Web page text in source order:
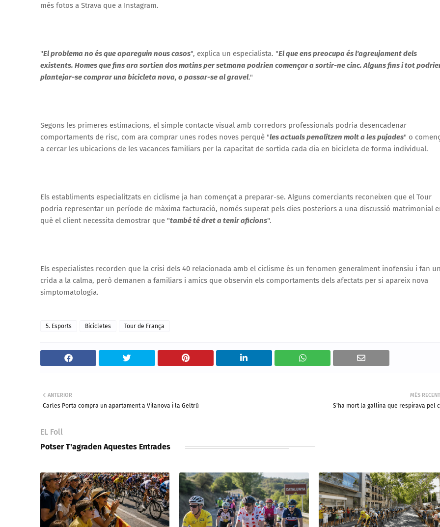
més fotos a Strava que a Instagram.
"El problema no és que apareguin nous casos", explica un especialista. "El que ens preocupa és l'agreujament dels
existents. Homes que fins ara sortien dos matins per setmana podrien començar a sortir-ne cinc. Alguns fins i tot
plantejar-se comprar una bicicleta nova, o passar-se al gravel."
Segons les primeres estimacions, el simple contacte visual amb corredors professionals podria desencadenar
comportaments de risc, com ara comprar unes rodes noves perquè "les actuals penalitzen molt a les pujades" o
a cercar les ubicacions de les vacances familiars per la capacitat de sortida cada dia en bicicleta de forma individual.
Els establiments especialitzats en ciclisme ja han començat a preparar-se. Alguns comerciants reconeixen que el Tour
podria representar un període de màxima facturació, només superat pels dies posteriors a una discussió matrimonial
què el client necessita demostrar que "també té dret a tenir aficions".
Els especialistes recorden que la crisi dels 40 relacionada amb el ciclisme és un fenomen generalment inofensiu i fan
crida a la calma, però demanen a familiars i amics que observin els comportaments dels afectats per si apareix nova
simptomatologia.
5. Esports Bicicletes Tour de França
MÉS RECENT
S'ha mort la gallina que respirava pel
ANTERIOR
Carles Porta compra un apartament a Vilanova i la Geltrú
EL Foll
Potser T'agraden Aquestes Entrades